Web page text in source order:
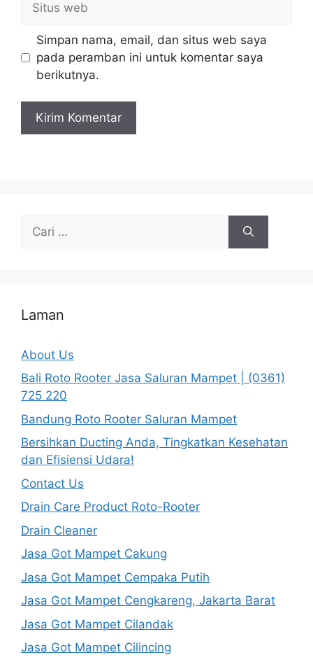
web
Simpan nama, email, dan situs web saya
pada peramban ini untuk komentar saya
berikutnya.
untuk:
Laman
About Us
Bali Roto Rooter Jasa Saluran Mampet | (0361)
725 220
Bandung Roto Rooter Saluran Mampet
Bersihkan Ducting Anda, Tingkatkan Kesehatan
dan Efisiensi Udara!
Contact Us
Drain Care Product Roto-Rooter
Drain Cleaner
Jasa Got Mampet Cakung
Jasa Got Mampet Cempaka Putih
Jasa Got Mampet Cengkareng, Jakarta Barat
Jasa Got Mampet Cilandak
Jasa Got Mampet Cilincing